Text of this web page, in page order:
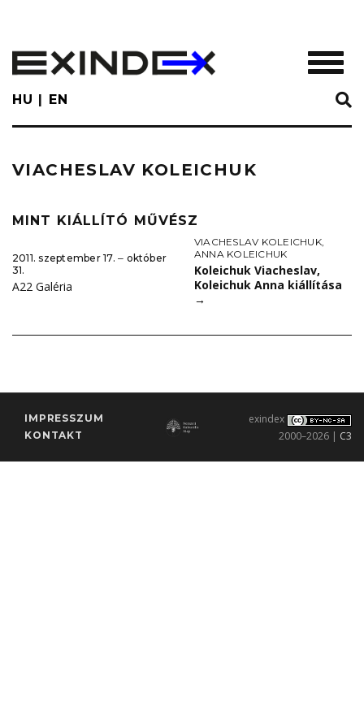
main
content
HU EN
VIACHESLAV KOLEICHUK
MINT KIÁLLÍTÓ MŰVÉSZ
2011. szeptember 17. ‒ október
31.
A22 Galéria
VIACHESLAV KOLEICHUK,
ANNA KOLEICHUK
Koleichuk Viacheslav,
Koleichuk Anna kiállítása
→
IMPRESSZUM
KONTAKT
exindex
2000–2026 | C3